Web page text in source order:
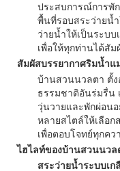
ประสบการณ์การพัก
พื้นที่รอบสระว่ายน้ำ
ว่ายน้ำให้เป็นระบ
เพื่อให้ทุกท่านได้สั
สัมผัสบรรยากาศริมน้ำ
บ้านสวนนวลตา ตั้ง
ธรรมชาติอันร่มรื่น
วุ่นวายและพักผ่อน
หลายสไตล์ให้เลือ
เพื่อตอบโจทย์ทุกค
ไฮไลท์ของบ้านสวนนว
สระว่ายน้ำระบบเก